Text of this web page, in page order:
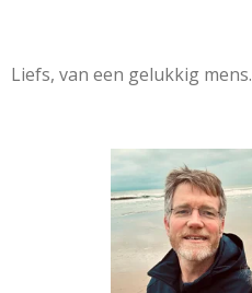
Liefs, van een gelukkig mens.